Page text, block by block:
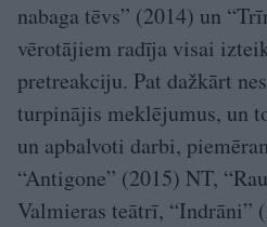
nabaga tēvs” (2014) un
vērotājiem radīja visai
pretreakciju. Pat dažkārt
turpinājis meklējumus, un
un apbalvoti darbi,
“Antigone” (2015) NT,
Valmieras teātrī, “Indrāni”